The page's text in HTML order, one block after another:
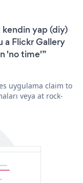
kendin yap (diy)
a Flickr Gallery
'no time'”
uygulama claim to
veya at rock-